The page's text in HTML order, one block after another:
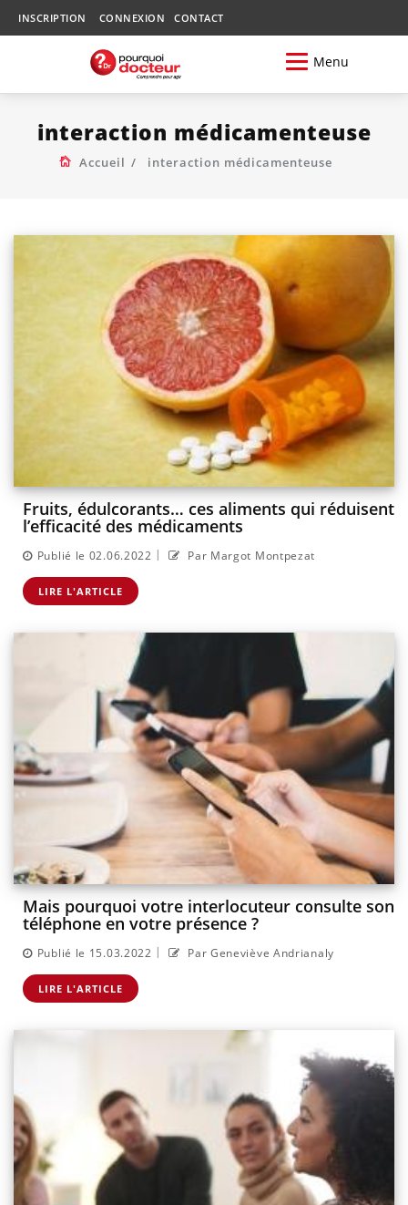
INSCRIPTION CONNEXION CONTACT
Menu
interaction médicamenteuse
Accueil interaction médicamenteuse
Fruits, édulcorants… ces aliments qui réduisent
l’efficacité des médicaments
Publié le 02.06.2022 | Par Margot Montpezat
LIRE L'ARTICLE
Mais pourquoi votre interlocuteur consulte son
téléphone en votre présence ?
Publié le 15.03.2022 | Par Geneviève Andrianaly
LIRE L'ARTICLE